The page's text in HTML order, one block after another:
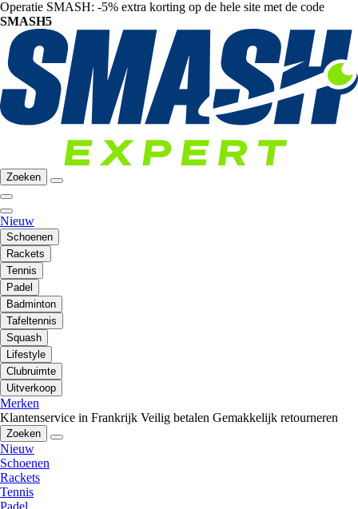
Operatie SMASH: -5% extra korting op de hele site met de code
SMASH5
Zoeken
Nieuw
Schoenen
Rackets
Tennis
Padel
Badminton
Tafeltennis
Squash
Lifestyle
Clubruimte
Uitverkoop
Merken
Klantenservice in Frankrijk Veilig betalen Gemakkelijk retourneren
Zoeken
Nieuw
Schoenen
Rackets
Tennis